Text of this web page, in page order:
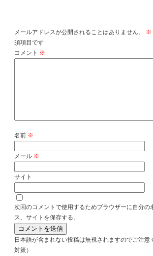
メールアドレスが公開されることはありません。 ※
須項目です
コメント ※
名前 ※
メール ※
サイト
次回のコメントで使用するためブラウザーに自分の
ス、サイトを保存する。
日本語が含まれない投稿は無視されますのでご注意
対策）